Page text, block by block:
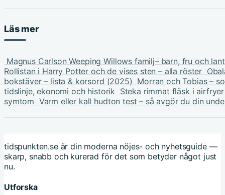
Läs mer
Magnus Carlson Weeping Willows familj– barn, fru och
Rollistan i Harry Potter och de vises sten – alla röster
bokstäver – lista & korsord (2025) Morran och Tobias –
tidslinje, ekonomi och historik Steka rimmat fläsk i
symtom Varm eller kall hudton test – så avgör du din
tidspunkten.se är din moderna nöjes- och nyhetsguide —
skarp, snabb och kurerad för det som betyder något just
nu.
Utforska